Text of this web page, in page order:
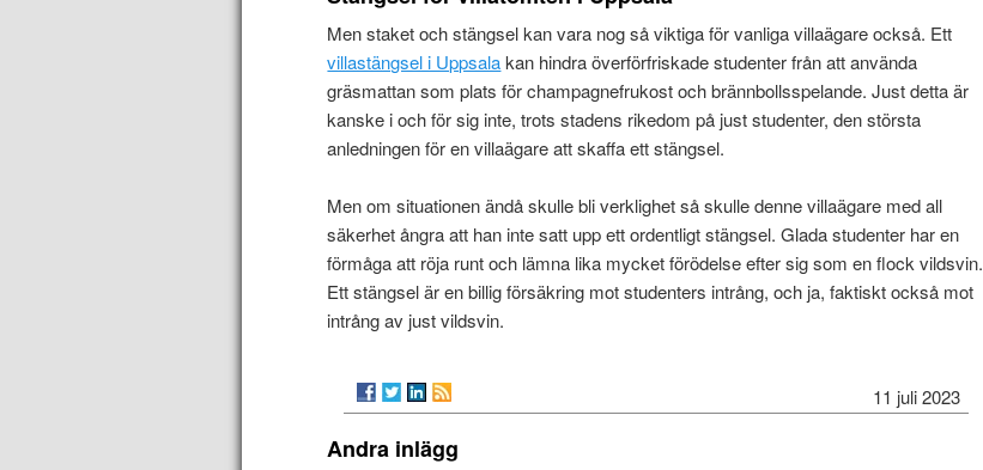
Men staket och stängsel kan vara nog så viktiga för vanliga villaägare också. Ett
villastängsel i Uppsalakan hindra överförfriskade studenter från att använda
gräsmattan som plats för champagnefrukost och brännbollsspelande. Just detta är
kanske i och för sig inte, trots stadens rikedom på just studenter, den största
anledningen för en villaägare att skaffa ett stängsel.
Men om situationen ändå skulle bli verklighet så skulle denne villaägare med all
säkerhet ångra att han inte satt upp ett ordentligt stängsel. Glada studenter har en
förmåga att röja runt och lämna lika mycket förödelse efter sig som en flock vildsvin.
Ett stängsel är en billig försäkring mot studenters intrång, och ja, faktiskt också mot
intrång av just vildsvin.
11 juli 2023
Andra inlägg